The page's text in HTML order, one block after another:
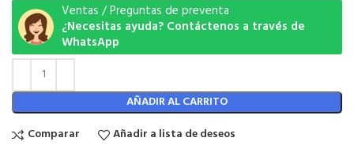
Ventas / Preguntas de preventa
¿Necesitas ayuda? Contáctenos a través de
WhatsApp
AÑADIR AL CARRITO
Comparar
Añadir a lista de deseos